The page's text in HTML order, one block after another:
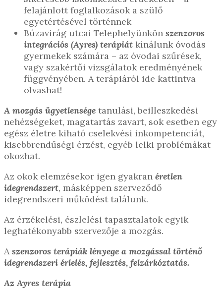
felajánlott foglalkozások a szülő
egyetértésével történnek
Búzavirág utcai Telephelyünkön szenzoros
integrációs (Ayres) terápiát kínálunk óvodás
gyermekek számára – az óvodai szűrések,
vagy szakértői vizsgálatok eredményének
függvényében. A terápiáról ide kattintva
olvashat!
A mozgás ügyetlensége tanulási, beilleszkedési
nehézségeket, magatartás zavart, sok esetben egy
egész életre kiható cselekvési inkompetenciát,
kisebbrendűségi érzést, egyéb lelki problémákat
okozhat.
Az okok elemzésekor igen gyakran éretlen
idegrendszert, másképpen szerveződő
idegrendszeri működést találunk.
Az érzékelési, észlelési tapasztalatok egyik
leghatékonyabb szervezője a mozgás.
Aszenzoros terápiák lényege a mozgással történő
idegrendszeri érlelés, fejlesztés, felzárkóztatás.
Az Ayres terápia